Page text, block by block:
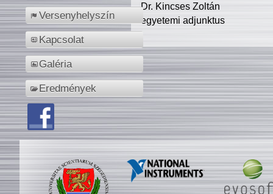
Versenyhelyszín
Kapcsolat
Galéria
Eredmények
Dr. Kincses Zoltán
egyetemi adjunktus